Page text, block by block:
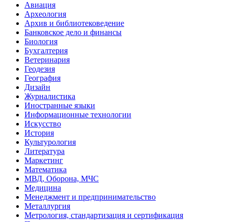
Авиация
Археология
Архив и библиотековедение
Банковское дело и финансы
Биология
Бухгалтерия
Ветеринария
Геодезия
География
Дизайн
Журналистика
Иностранные языки
Информационные технологии
Искусство
История
Культурология
Литература
Маркетинг
Математика
МВД, Оборона, МЧС
Медицина
Менеджмент и предпринимательство
Металлургия
Метрология, стандартизация и сертификация